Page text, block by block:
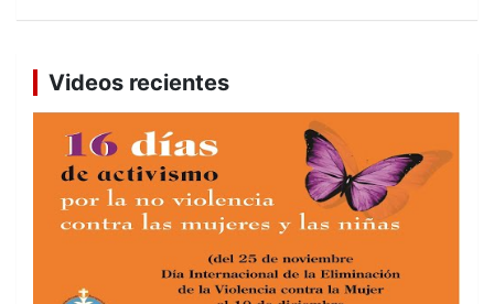
Videos recientes